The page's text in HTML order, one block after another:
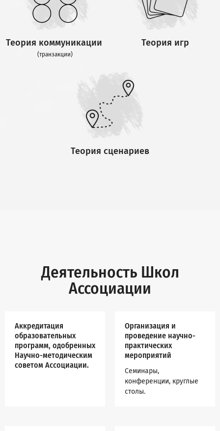
Теория коммуникации
(транзакции)
Теория игр
Теория сценариев
Деятельность Школ
Ассоциации
Аккредитация
образовательных
программ, одобренных
Научно-методическим
советом Ассоциации.
Организация и
проведение научно-
практических
мероприятий
Семинары,
конференции, круглые
столы.